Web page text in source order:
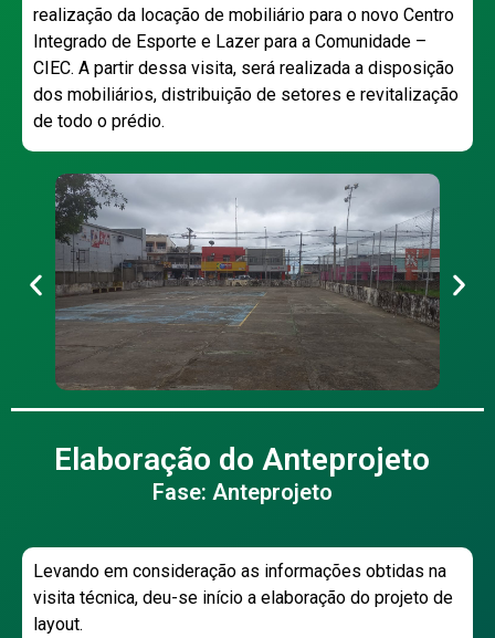
realização da locação de mobiliário para o novo Centro
Integrado de Esporte e Lazer para a Comunidade –
CIEC. A partir dessa visita, será realizada a disposição
dos mobiliários, distribuição de setores e revitalização
de todo o prédio.
Elaboração do Anteprojeto
Fase: Anteprojeto
Levando em consideração as informações obtidas na
visita técnica, deu-se início a elaboração do projeto de
layout.